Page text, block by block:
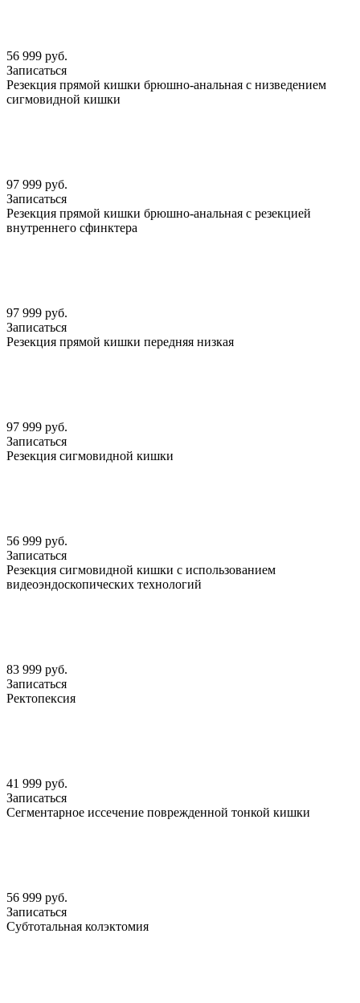
56 999 руб.
Записаться
Резекция прямой кишки брюшно-анальная с низведением
сигмовидной кишки
97 999 руб.
Записаться
Резекция прямой кишки брюшно-анальная с резекцией
внутреннего сфинктера
97 999 руб.
Записаться
Резекция прямой кишки передняя низкая
97 999 руб.
Записаться
Резекция сигмовидной кишки
56 999 руб.
Записаться
Резекция сигмовидной кишки с использованием
видеоэндоскопических технологий
83 999 руб.
Записаться
Ректопексия
41 999 руб.
Записаться
Сегментарное иссечение поврежденной тонкой кишки
56 999 руб.
Записаться
Субтотальная колэктомия